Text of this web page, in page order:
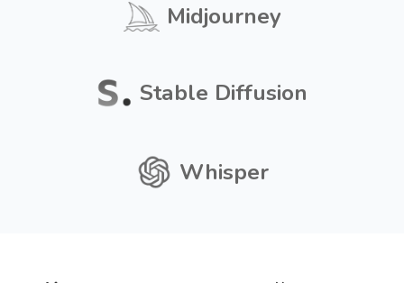
Midjourney
Stable Diffusion
Whisper